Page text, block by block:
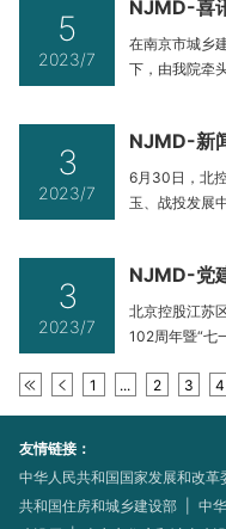
公司等20家单
设计导则》（
准，于2023年
5
2023/7
在南京市城乡
下，由我院牵
场监督管理局
月22日正式实
规定
3
2023/7
6月30日，北
玉、战投发展
化、中台建设
年目标达成阐
度协同的诉求
3
2023/7
北京控股江苏
102周年暨“七
代表及民主党
区委常委、政
1 ... 2 3 4
友情链接：
中华人民共和国国家发展和改革
共和国住房和城乡建设部
中